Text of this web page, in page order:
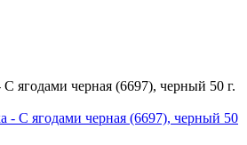
черная (6697), черный 50 г.